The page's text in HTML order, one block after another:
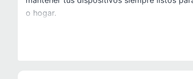
o hogar.